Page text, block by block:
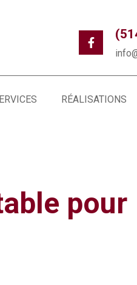
RÉALISATIONS
pour